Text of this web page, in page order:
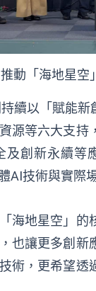
動「海地星空
續以「賦能
源等六大支
及創新永續等
AI技術與實際
海地星空」
也讓更多創
術，更希望